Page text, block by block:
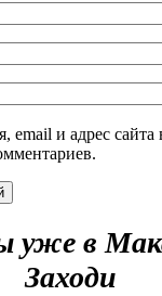
email и адрес сайта
уже в
Заходи